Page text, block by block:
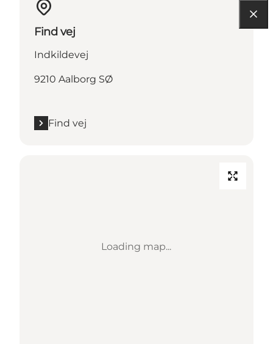
Find vej
Indkildevej
9210 Aalborg SØ
Find vej
Loading map...